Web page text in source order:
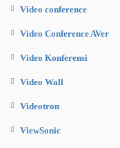
Video conference
Video Conference AVer
Video Konferensi
Video Wall
Videotron
ViewSonic